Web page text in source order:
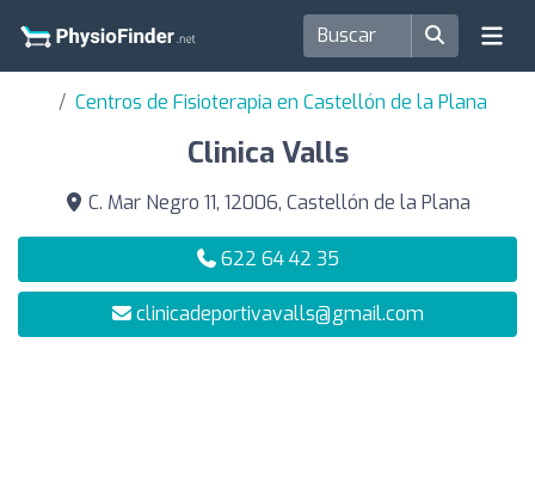
Centros de Fisioterapia en Castellón de la Plana
Clinica Valls
C. Mar Negro 11, 12006, Castellón de la Plana
622 64 42 35
clinicadeportivavalls@gmail.com